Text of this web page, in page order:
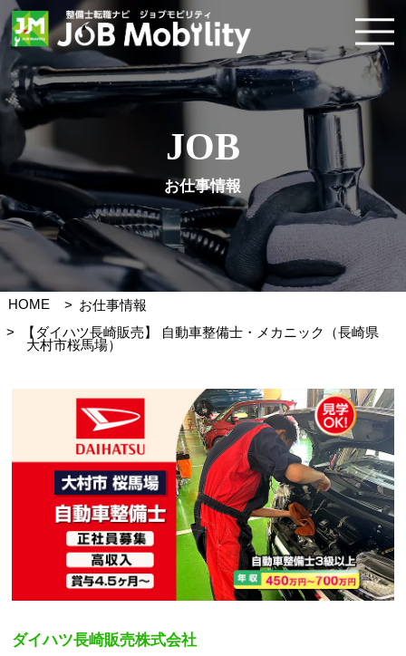
JOB
お仕事情報
HOME
お仕事情報
【ダイハツ長崎販売】 自動車整備士・メカニック（長崎県
大村市桜馬場）
ダイハツ長崎販売株式会社